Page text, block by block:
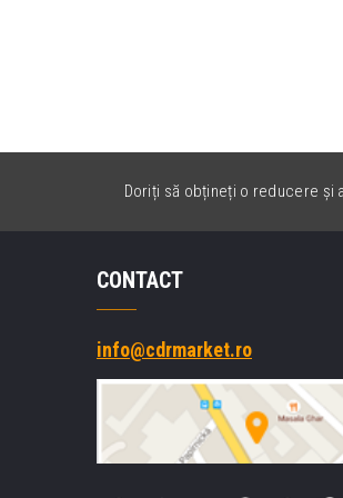
Doriți să obțineți o reducere și
CONTACT
info@cdrmarket.ro